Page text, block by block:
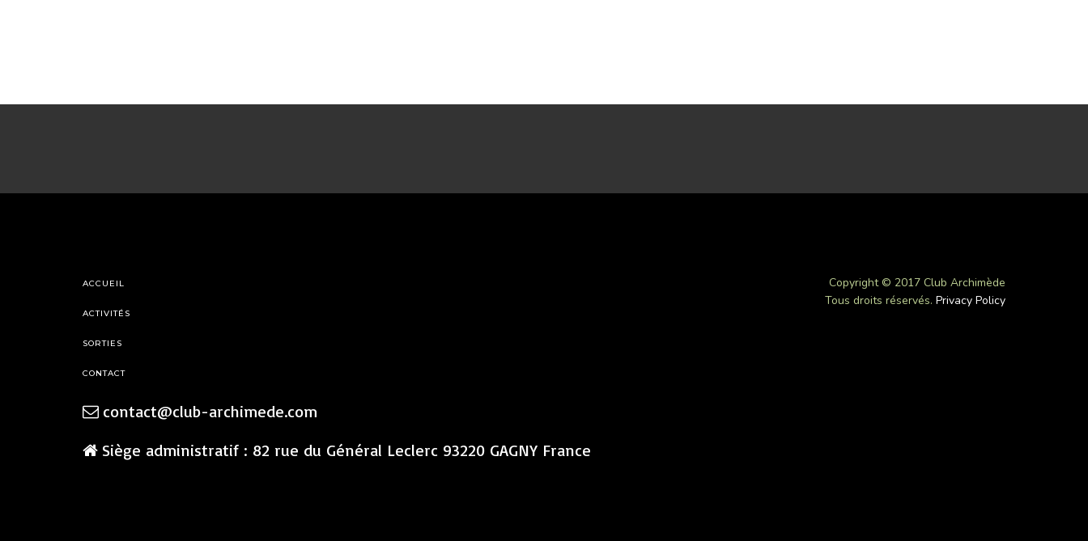
ACCUEIL
ACTIVITÉS
SORTIES
CONTACT
contact@club-archimede.com
Siège administratif : 82 rue du Général Leclerc 93220 GAGNY France
Copyright © 2017 Club Archimède
Tous droits réservés. Privacy Policy